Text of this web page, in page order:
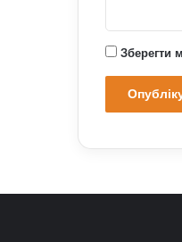
Зберегти